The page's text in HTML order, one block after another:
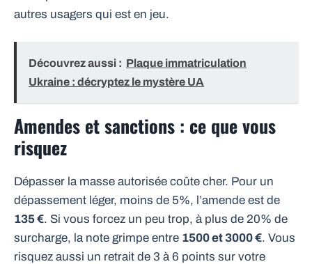
autres usagers qui est en jeu.
Découvrez aussi : Plaque immatriculation
Ukraine : décryptez le mystère UA
Amendes et sanctions : ce que vous
risquez
Dépasser la masse autorisée coûte cher. Pour un
dépassement léger, moins de 5%, l’amende est de
135 €. Si vous forcez un peu trop, à plus de 20% de
surcharge, la note grimpe entre 1500 et 3000 €. Vous
risquez aussi un retrait de 3 à 6 points sur votre